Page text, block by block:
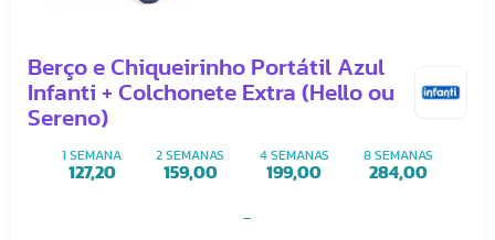
Berço e Chiqueirinho Portátil Azul
Infanti + Colchonete Extra (Hello ou
Sereno)
1 SEMANA
127,20
2 SEMANAS
159,00
4 SEMANAS
199,00
8 SEMANAS
284,00
-